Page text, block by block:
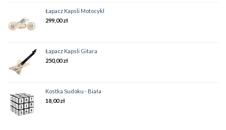
Łapacz Kapsli Motocykl
299,00zł
Łapacz Kapsli Gitara
250,00zł
Kostka Sudoku - Biała
18,00zł